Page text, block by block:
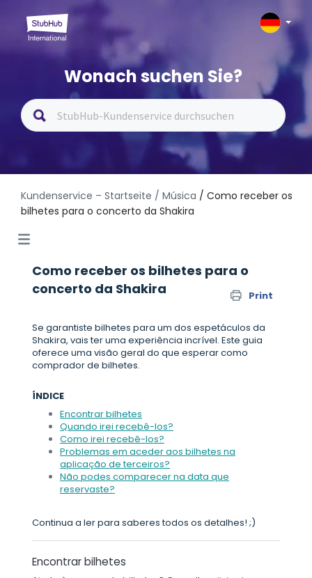
Wonach suchen Sie?
Kundenservice – Startseite / Música / Como receber os
bilhetes para o concerto da Shakira
Como receber os bilhetes para o
concerto da Shakira
Print
Se garantiste bilhetes para um dos espetáculos da
Shakira, vais ter uma experiência incrível. Este guia
oferece uma visão geral do que esperar como
comprador de bilhetes.
ÍNDICE
Encontrar bilhetes
Quando irei recebê-los?
Como irei recebê-los?
Problemas em aceder aos bilhetes na
aplicação de terceiros?
Não podes comparecer na data que
reservaste?
Continua a ler para saberes todos os detalhes! ;)
Encontrar bilhetes